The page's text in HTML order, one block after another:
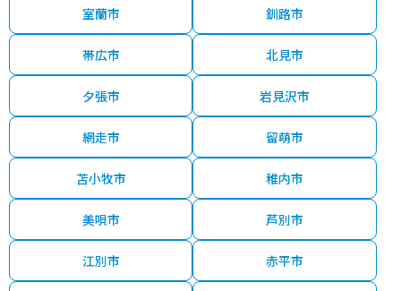
室蘭市 釧路市
帯広市 北見市
夕張市 岩見沢市
網走市 留萌市
苫小牧市 稚内市
美唄市 芦別市
江別市 赤平市